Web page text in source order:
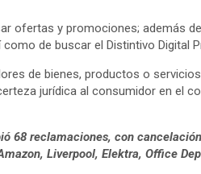
ofertas y promociones; además
de buscar el Distintivo Digital
de bienes, productos o
jurídica al consumidor en el
68 reclamaciones, con
Liverpool, Elektra, Office